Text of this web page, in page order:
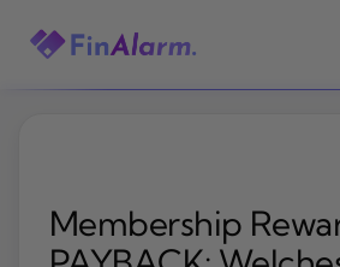
Inhalt
Membership